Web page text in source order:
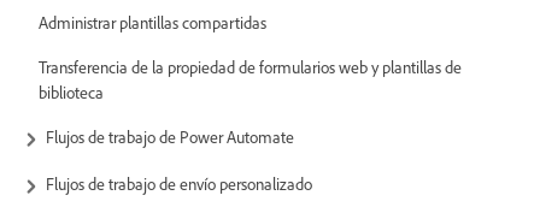
Administrar plantillas compartidas
Transferencia de la propiedad de formularios web y plantillas de
biblioteca
Flujos de trabajo de Power Automate
Flujos de trabajo de envío personalizado